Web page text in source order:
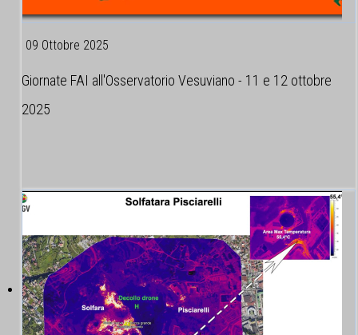
09 Ottobre 2025
Giornate FAI all'Osservatorio Vesuviano - 11 e 12 ottobre
2025